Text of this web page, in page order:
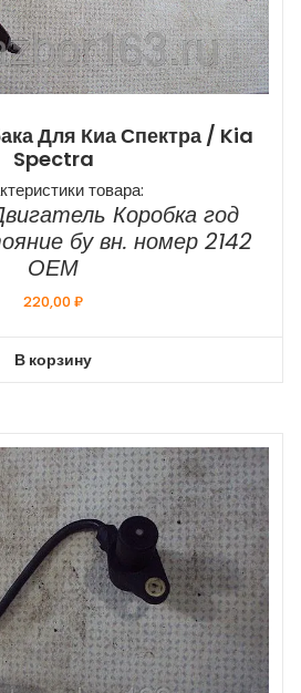
Для Киа Спектра / Kia
Spectra
товара:
Коробка год
бу вн. номер 2142
ОЕМ
220,00₽
В корзину